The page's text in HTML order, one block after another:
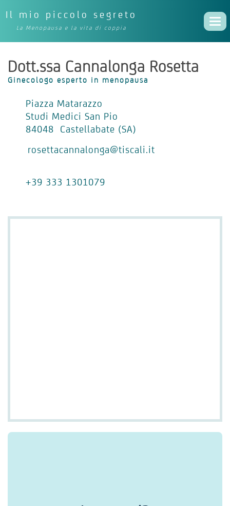
Il mio piccolo segreto
La Menopausa e la vita di coppia
Dott.ssa Cannalonga Rosetta
Ginecologo esperto in menopausa
Piazza Matarazzo
Studi Medici San Pio
84048 Castellabate (SA)
rosettacannalonga@tiscali.it
+39 333 1301079